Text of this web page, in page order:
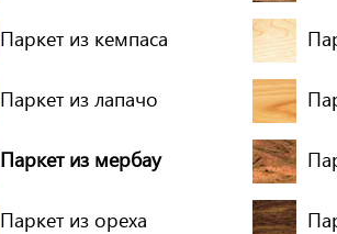
Паркет из кемпаса
Паркет из лапачо
Паркет из мербау
Паркет из ореха